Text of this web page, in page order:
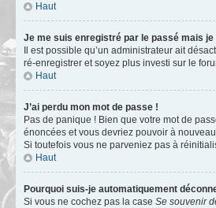
Haut
Je me suis enregistré par le passé mais
Il est possible qu’un administrateur ait
ré-enregistrer et soyez plus investi sur le
Haut
J’ai perdu mon mot de passe !
Pas de panique ! Bien que votre mot de
énoncées et vous devriez pouvoir à
Si toutefois vous ne parveniez pas à
Haut
Pourquoi suis-je automatiquement
Si vous ne cochez pas la case Se souvenir